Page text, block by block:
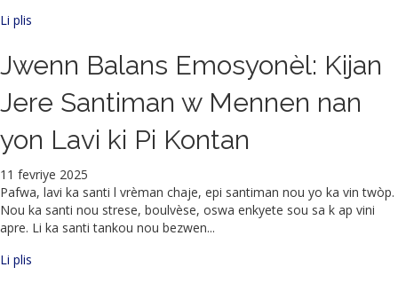
Li plis
Jwenn Balans Emosyonèl: Kijan
Jere Santiman w Mennen nan
yon Lavi ki Pi Kontan
11 fevriye 2025
Pafwa, lavi ka santi l vrèman chaje, epi santiman nou yo ka vin twòp.
Nou ka santi nou strese, boulvèse, oswa enkyete sou sa k ap vini
apre. Li ka santi tankou nou bezwen...
Li plis